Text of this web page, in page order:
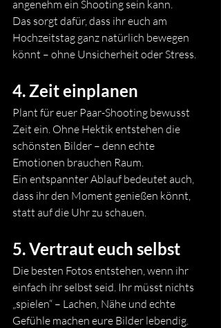
angenehm ein Shooting sein kann.
Das sorgt dafür, dass ihr euch am
Hochzeitstag ganz natürlich bewegen
könnt – ohne Unsicherheit oder Stress.
4. Zeit einplanen
Plant für euer Paar-Shooting bewusst
Zeit ein. Ohne Hektik entstehen die
schönsten Bilder – denn echte
Emotionen brauchen Raum.
Ein entspannter Ablauf bedeutet auch,
dass ihr den Moment genießen könnt,
statt auf die Uhr zu schauen.
5. Vertraut euch selbst
Die besten Fotos entstehen, wenn ihr
einfach ihr selbst seid. Ihr müsst nichts
„spielen“ – Lachen, Nähe und echte
Gefühle machen eure Bilder lebendig.